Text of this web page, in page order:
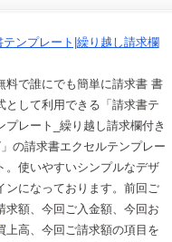
ンプレート|繰り越し請求欄
料で誰にでも簡単に請求書 書
として利用できる「請求書テ
プレート_繰り越し請求欄付き
の請求書エクセルテンプレー
。使いやすいシンプルなデザ
ンになっております。前回ご
求額、今回ご入金額、今回お
上高、今回ご請求額の項目を